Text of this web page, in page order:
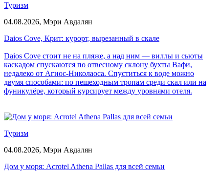
Туризм
04.08.2026, Мэри Авдалян
Daios Cove, Крит: курорт, вырезанный в скале
Daios Cove стоит не на пляже, а над ним — виллы и сьюты
каскадом спускаются по отвесному склону бухты Вафи,
недалеко от Агиос-Николаоса. Спуститься к воде можно
двумя способами: по пешеходным тропам среди скал или на
фуникулёре, который курсирует между уровнями отеля.
Туризм
04.08.2026, Мэри Авдалян
Дом у моря: Acrotel Athena Pallas для всей семьи